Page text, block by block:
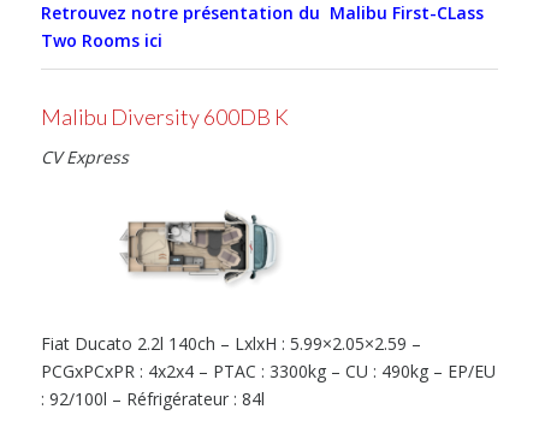
Retrouvez notre présentation du Malibu First-CLass
Two Rooms ici
Malibu Diversity 600DB K
CV Express
Fiat Ducato 2.2l 140ch – LxlxH : 5.99×2.05×2.59 –
PCGxPCxPR : 4x2x4 – PTAC : 3300kg – CU : 490kg – EP/EU
: 92/100l – Réfrigérateur : 84l